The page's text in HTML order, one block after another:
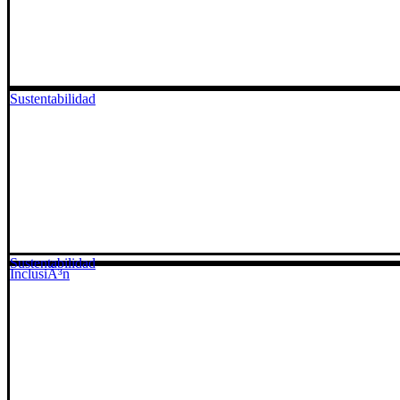
Sustentabilidad
InclusiÃ³n
Sustentabilidad